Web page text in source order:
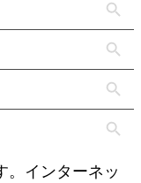
。インターネッ